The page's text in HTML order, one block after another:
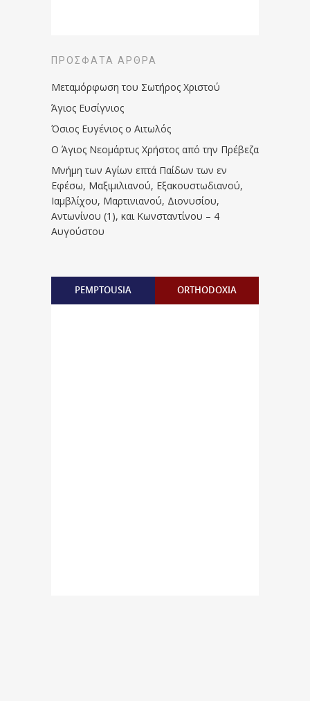
ΠΡΌΣΦΑΤΑ ΆΡΘΡΑ
Μεταμόρφωση του Σωτήρος Χριστού
Άγιος Ευσίγνιος
Όσιος Ευγένιος ο Αιτωλός
Ο Άγιος Νεομάρτυς Χρήστος από την Πρέβεζα
Μνήμη των Aγίων επτά Παίδων των εν
Eφέσω, Mαξιμιλιανού, Eξακουστωδιανού,
Iαμβλίχου, Mαρτινιανού, Διονυσίου,
Aντωνίνου (1), και Kωνσταντίνου – 4
Αυγούστου
PEMPTOUSIA ORTHODOXIA